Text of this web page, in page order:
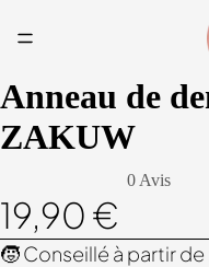
Anneau de
ZAKUW
0 Avis
19,90 €
🧒 Conseillé à partir de